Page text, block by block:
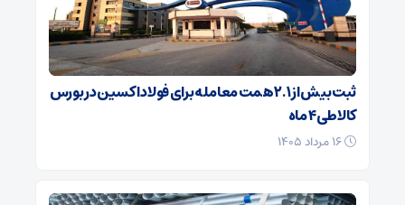
ثبت بیش از ۲.۱ همت معامله برای فولاد اکسین در بورس
کالا طی ۴ ماه